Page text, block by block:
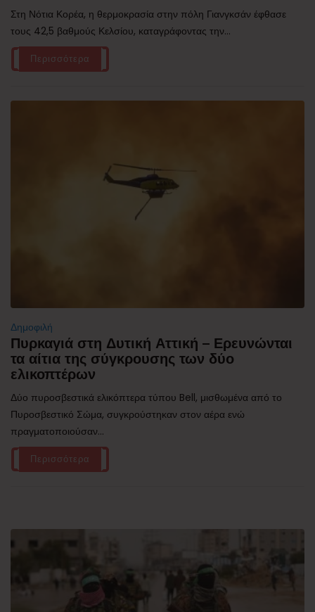
Στη Νότια Κορέα, η θερμοκρασία στην πόλη Γιανγκσάν έφθασε
τους 42,5 βαθμούς Κελσίου, καταγράφοντας την...
Περισσότερα
Δημοφιλή
Πυρκαγιά στη Δυτική Αττική – Ερευνώνται
τα αίτια της σύγκρουσης των δύο
ελικοπτέρων
Δύο πυροσβεστικά ελικόπτερα τύπου Bell, μισθωμένα από το
Πυροσβεστικό Σώμα, συγκρούστηκαν στον αέρα ενώ
πραγματοποιούσαν...
Περισσότερα